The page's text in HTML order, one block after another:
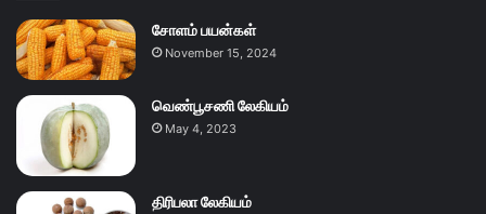
சோளம் பயன்கள்
November 15, 2024
வெண்பூசணி லேகியம்
May 4, 2023
திரிபலா லேகியம்